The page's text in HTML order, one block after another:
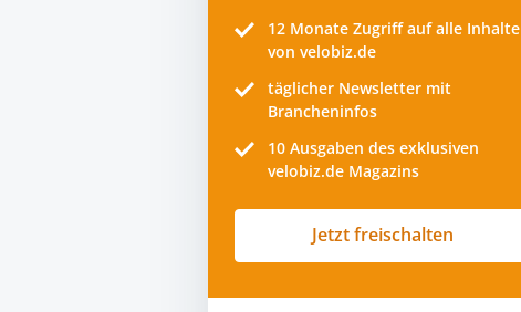
12 Monate Zugriff auf alle Inhalte
von velobiz.de
täglicher Newsletter mit
Brancheninfos
10 Ausgaben des exklusiven
velobiz.de Magazins
Jetzt freischalten